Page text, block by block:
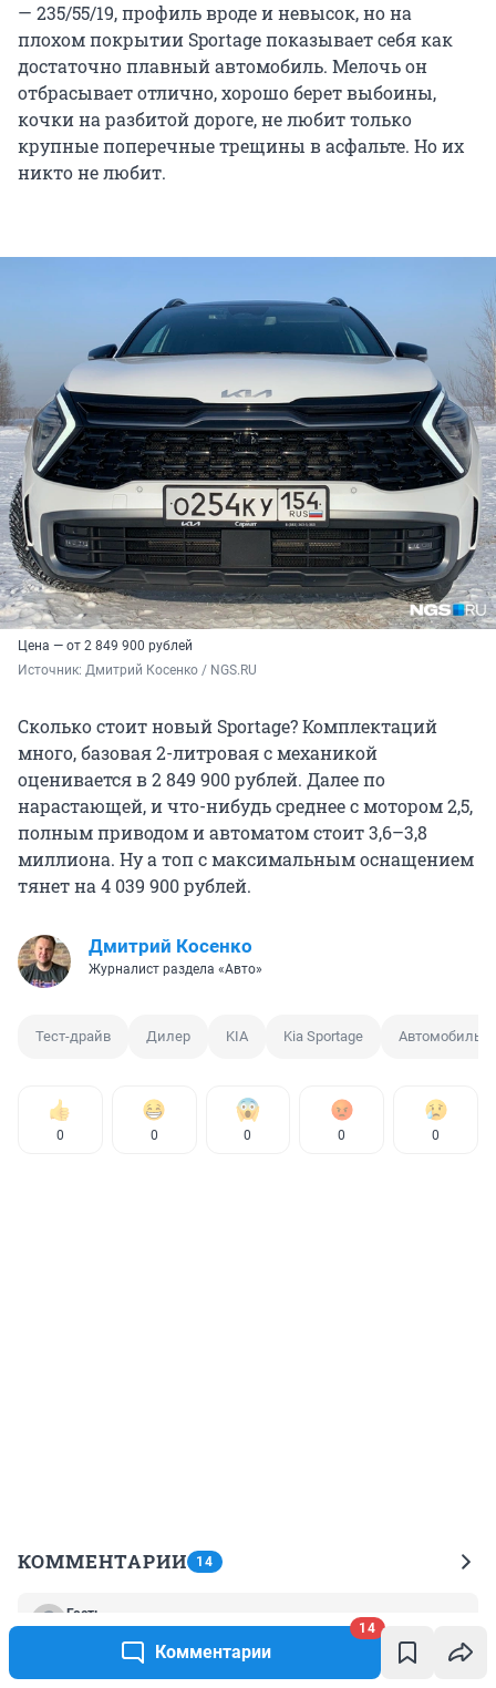
Комментарии
14
— 235/55/19, профиль вроде и невысок, но на
плохом покрытии Sportage показывает себя как
достаточно плавный автомобиль. Мелочь он
отбрасывает отлично, хорошо берет выбоины,
кочки на разбитой дороге, не любит только
крупные поперечные трещины в асфальте. Но их
никто не любит.
Цена — от 2 849 900 рублей
Источник: Дмитрий Косенко / NGS.RU
Сколько стоит новый Sportage? Комплектаций
много, базовая 2-литровая с механикой
оценивается в 2 849 900 рублей. Далее по
нарастающей, и что-нибудь среднее с мотором 2,5,
полным приводом и автоматом стоит 3,6–3,8
миллиона. Ну а топ с максимальным оснащением
тянет на 4 039 900 рублей.
Дмитрий Косенко
Журналист раздела «Авто»
Тест-драйв Дилер KIA Kia Sportage Автомобиль
0 0 0 0 0
КОММЕНТАРИИ 14
Гость
7 марта 2023, 21:32
За 4 млн я лучше EXEED VX куплю, на порядок круче
машина